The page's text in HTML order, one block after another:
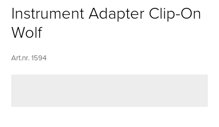
Instrument Adapter Clip-On
Wolf
Art.nr. 1594